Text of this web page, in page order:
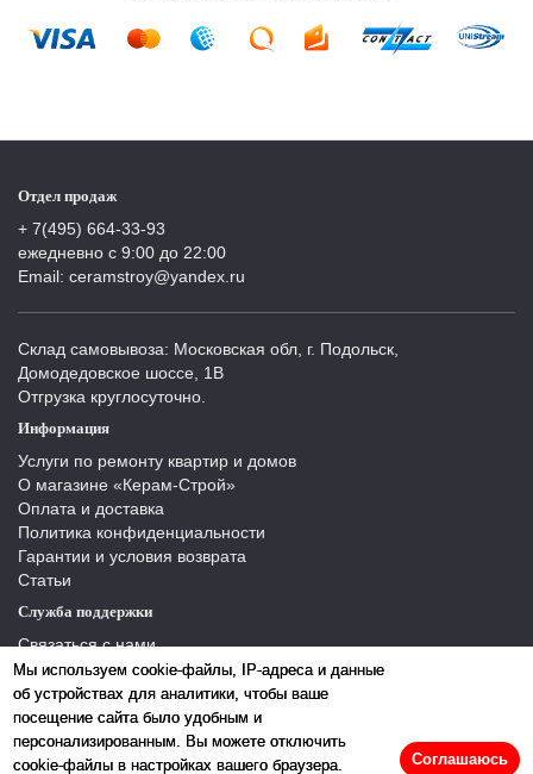
Мы используем cookie-файлы, IP-адреса и данные
об устройствах для аналитики, чтобы ваше
посещение сайта было удобным и
персонализированным. Вы можете отключить
cookie-файлы в настройках вашего браузера.
Соглашаюсь
Отдел продаж
+ 7(495) 664-33-93
ежедневно с 9:00 до 22:00
Email: ceramstroy@yandex.ru
Склад самовывоза: Московская обл, г. Подольск,
Домодедовское шоссе, 1В
Отгрузка круглосуточно.
Информация
Услуги по ремонту квартир и домов
О магазине «Керам-Строй»
Оплата и доставка
Политика конфиденциальности
Гарантии и условия возврата
Статьи
Служба поддержки
Связаться с нами
Отзывы
Производители
Карта сайта